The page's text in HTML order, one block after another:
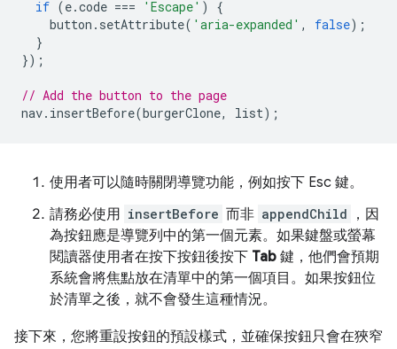
if (e.code === 'Escape' )
{
button . setAttribute( 'aria-expanded' , false);
}
});
// Add the button to the page
nav. insertBefore(burgerClone, list);
使用者可以隨時關閉導覽功能，例如按下 Esc 鍵。
請務必使用 insertBefore 而非 appendChild
，因
為按鈕應是導覽列中的第一個元素。如果鍵盤或螢幕
閱讀器使用者在按下按鈕後按下 Tab 鍵，他們會預期
系統會將焦點放在清單中的第一個項目。如果按鈕位
於清單之後，就不會發生這種情況。
接下來，您將重設按鈕的預設樣式，並確保按鈕只會在狹窄